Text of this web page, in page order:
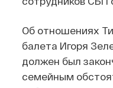
Об отношениях
балета Игоря
должен был
семейным